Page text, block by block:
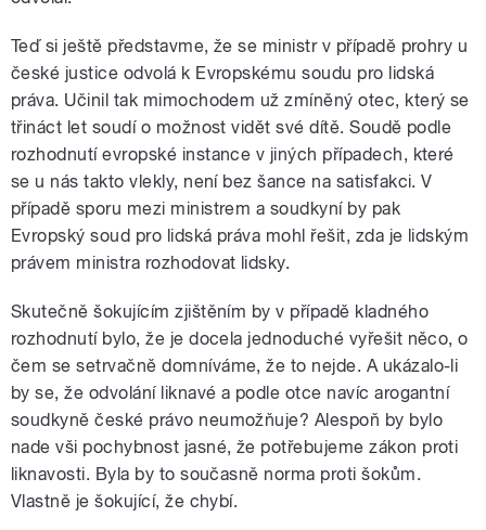
Teď si ještě představme, že se ministr v případě prohry u
české justice odvolá k Evropskému soudu pro lidská
práva. Učinil tak mimochodem už zmíněný otec, který se
třináct let soudí o možnost vidět své dítě. Soudě podle
rozhodnutí evropské instance v jiných případech, které
se u nás takto vlekly, není bez šance na satisfakci. V
případě sporu mezi ministrem a soudkyní by pak
Evropský soud pro lidská práva mohl řešit, zda je lidským
právem ministra rozhodovat lidsky.
Skutečně šokujícím zjištěním by v případě kladného
rozhodnutí bylo, že je docela jednoduché vyřešit něco, o
čem se setrvačně domníváme, že to nejde. A ukázalo-li
by se, že odvolání liknavé a podle otce navíc arogantní
soudkyně české právo neumožňuje? Alespoň by bylo
nade vši pochybnost jasné, že potřebujeme zákon proti
liknavosti. Byla by to současně norma proti šokům.
Vlastně je šokující, že chybí.